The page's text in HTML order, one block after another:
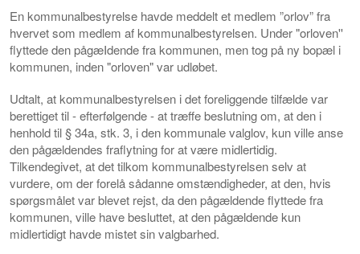
En kommunalbestyrelse havde meddelt et medlem ”orlov” fra
hvervet som medlem af kommunalbestyrelsen. Under "orloven''
flyttede den pågæIdende fra kommunen, men tog på ny bopæl i
kommunen, inden "orloven" var udløbet.
Udtalt, at kommunalbestyrelsen i det foreliggende tilfælde var
berettiget til - efterfølgende - at træffe beslutning om, at den i
henhold til § 34a, stk. 3, i den kommunale valglov, kun ville anse
den pågældendes fraflytning for at være midlertidig.
Tilkendegivet, at det tilkom kommunalbestyrelsen selv at
vurdere, om der forelå sådanne omstændigheder, at den, hvis
spørgsmålet var blevet rejst, da den pågældende flyttede fra
kommunen, ville have besluttet, at den pågældende kun
midlertidigt havde mistet sin valgbarhed.